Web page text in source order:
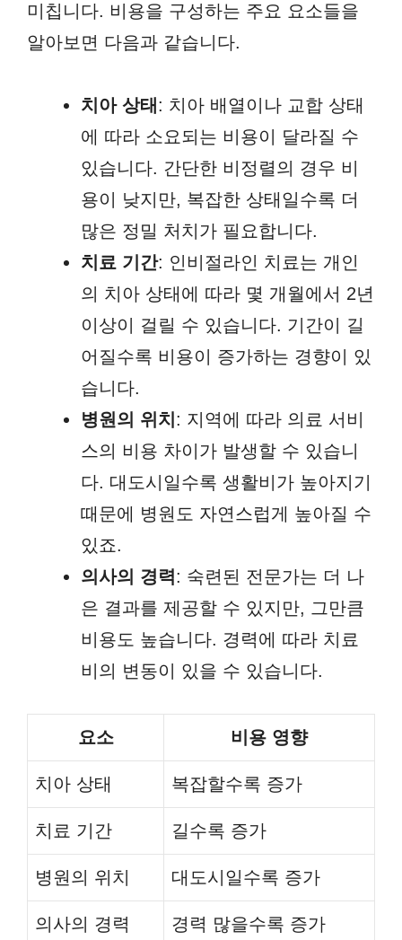
미칩니다. 비용을 구성하는 주요 요소들을
알아보면 다음과 같습니다.
치아 상태 : 치아 배열이나 교합 상태
에 따라 소요되는 비용이 달라질 수
있습니다. 간단한 비정렬의 경우 비
용이 낮지만, 복잡한 상태일수록 더
많은 정밀 처치가 필요합니다.
치료 기간: 인비절라인 치료는 개인
의 치아 상태에 따라 몇 개월에서 2년
이상이 걸릴 수 있습니다. 기간이 길
어질수록 비용이 증가하는 경향이 있
습니다.
병원의 위치 : 지역에 따라 의료 서비
스의 비용 차이가 발생할 수 있습니
다. 대도시일수록 생활비가 높아지기
때문에 병원도 자연스럽게 높아질 수
있죠.
의사의 경력: 숙련된 전문가는 더 나
은 결과를 제공할 수 있지만, 그만큼
비용도 높습니다. 경력에 따라 치료
비의 변동이 있을 수 있습니다.
요소 비용 영향
치아 상태 복잡할수록 증가
치료 기간 길수록 증가
병원의 위치 대도시일수록 증가
의사의 경력 경력 많을수록 증가